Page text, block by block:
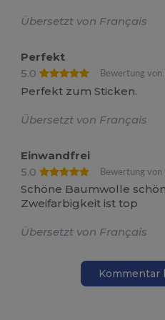
Übersetzt von Français
Perfekt
5.0
Bewertung von
Perfekt zum Sticken.
Übersetzt von Français
Einwandfrei
5.0
Bewertung von
Schöne Baumwolle
Zweifarbigkeit ist top
Übersetzt von Français
Kommentar